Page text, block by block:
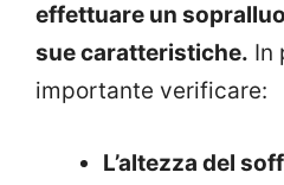
effettuare un
sue caratteristiche. In
importante verificare:
L’altezza del